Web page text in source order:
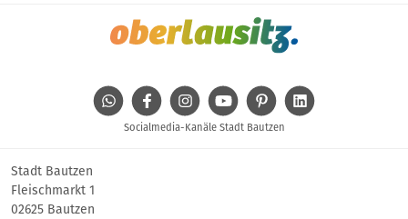
WhatsAppFacebookInstagramYoutube Pinterest
Socialmedia-Kanäle Stadt Bautzen
Stadt Bautzen
Fleischmarkt 1
02625 Bautzen